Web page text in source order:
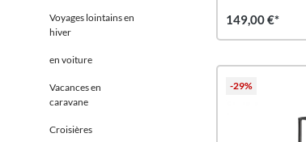
Voyages lointains en
hiver
en voiture
Vacances en
caravane
Croisières
149,00 €*
-29%